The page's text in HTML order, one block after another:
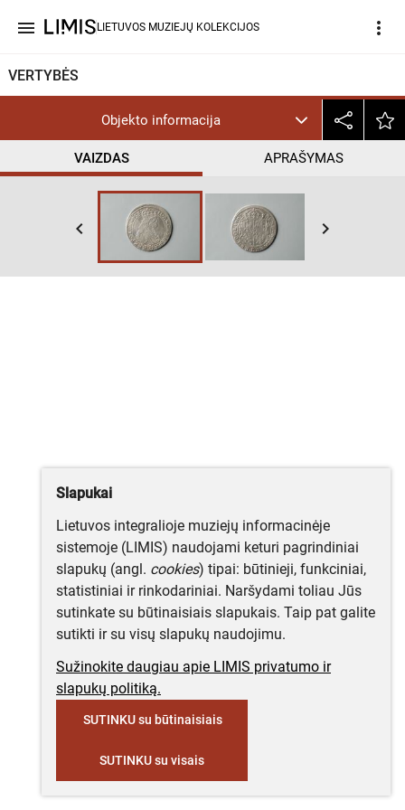
menu LIETUVOS MUZIEJŲ KOLEKCIJOS more_vert
VERTYBĖS
Objekto informacija
VAIZDAS APRAŠYMAS
keyboard_arrow_left keyboard_arrow_right
Slapukai
Lietuvos integralioje muziejų informacinėje
sistemoje (LIMIS) naudojami keturi pagrindiniai
slapukų (angl. cookies) tipai: būtinieji, funkciniai,
statistiniai ir rinkodariniai. Naršydami toliau Jūs
sutinkate su būtinaisiais slapukais. Taip pat galite
sutikti ir su visų slapukų naudojimu.
Sužinokite daugiau apie LIMIS privatumo ir
slapukų politiką.
SUTINKU su būtinaisiais
SUTINKU su visais